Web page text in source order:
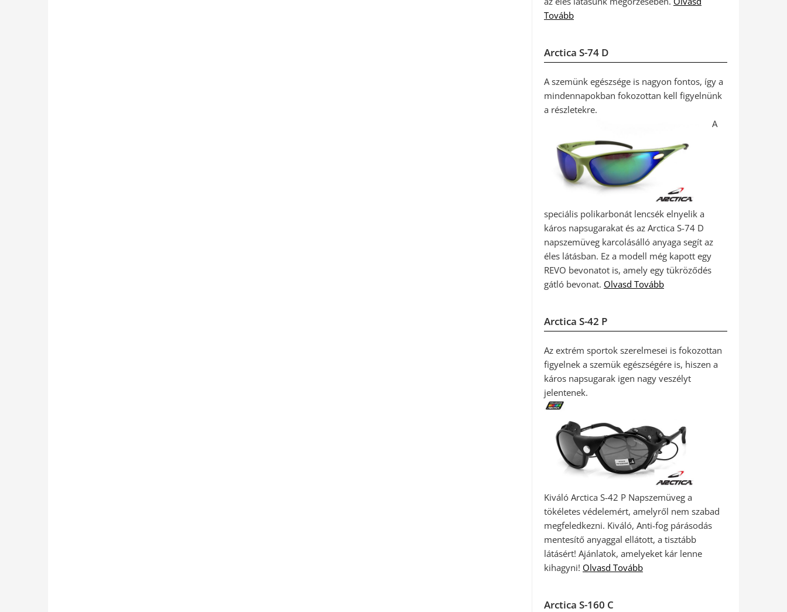
Tovább
Arctica S-74 D
A szemünk egészsége is nagyon fontos, így a
mindennapokban fokozottan kell figyelnünk
a részletekre.
A
speciális polikarbonát lencsék elnyelik a
káros napsugarakat és az Arctica S-74 D
napszemüveg karcolásálló anyaga segít az
éles látásban. Ez a modell még kapott egy
REVO bevonatot is, amely egy tükröződés
gátló bevonat. Olvasd Tovább
Arctica S-42 P
Az extrém sportok szerelmesei is fokozottan
figyelnek a szemük egészségére is, hiszen a
káros napsugarak igen nagy veszélyt
jelentenek.
Kiváló Arctica S-42 P Napszemüveg a
tökéletes védelemért, amelyről nem szabad
megfeledkezni. Kiváló, Anti-fog párásodás
mentesítő anyaggal ellátott, a tisztább
látásért! Ajánlatok, amelyeket kár lenne
kihagyni! Olvasd Tovább
Arctica S-160 C